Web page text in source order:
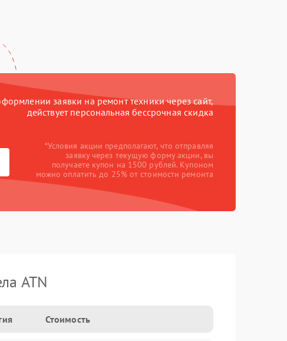
заявки на ремонт техники через сайт,
действует персональная бессрочная скидка
*Условия акции предполагают, что отправляя
заявку через текущую форму акции, вы
получаете купон на 1500 рублей. Купоном
можно оплатить до 25% от стоимости ремонта
ATN
Стоимость